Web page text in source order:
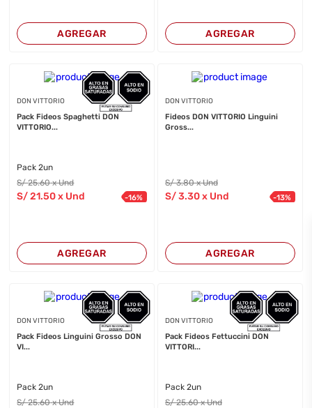
AGREGAR AGREGAR
DON VITTORIO
Pack Fideos Spaghetti DON
VITTORIO...
Pack 2un
S/25.60 x Und
S/21.50 x Und -16%
AGREGAR
DON VITTORIO
Fideos DON VITTORIO Linguini
Gross...
S/3.80 x Und
S/3.30x Und -13%
AGREGAR
DON VITTORIO
Pack Fideos Linguini Grosso DON
VI...
Pack 2un
S/25.60 x Und
DON VITTORIO
Pack Fideos Fettuccini DON
VITTORI...
Pack 2un
S/25.60 x Und